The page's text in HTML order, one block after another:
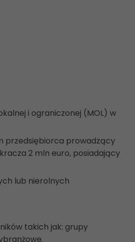
i ograniczonej (MOL) w
przedsiębiorca prowadzący
2 mln euro, posiadający
lub nierolnych
takich jak: grupy